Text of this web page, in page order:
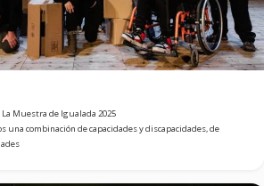
Muestra de Igualada 2025
una combinación de capacidades y discapacidades, de